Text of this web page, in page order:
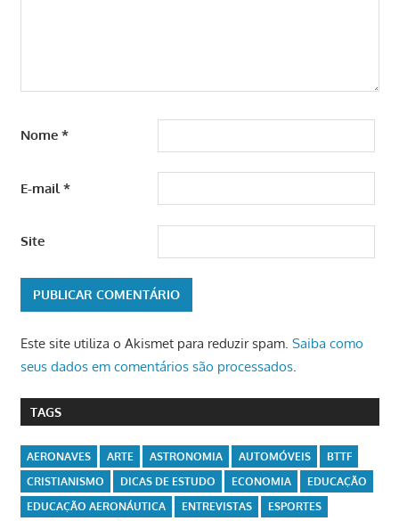
Nome *
E-mail*
Site
Este site utiliza o Akismet para reduzir spam. Saiba como
seus dados em comentários são processados.
TAGS
AERONAVES ARTE ASTRONOMIA AUTOMÓVEIS
BTTF
CRISTIANISMO
DICAS DE ESTUDO ECONOMIA
EDUCAÇÃO
EDUCAÇÃO AERONÁUTICA
ENTREVISTAS ESPORTES